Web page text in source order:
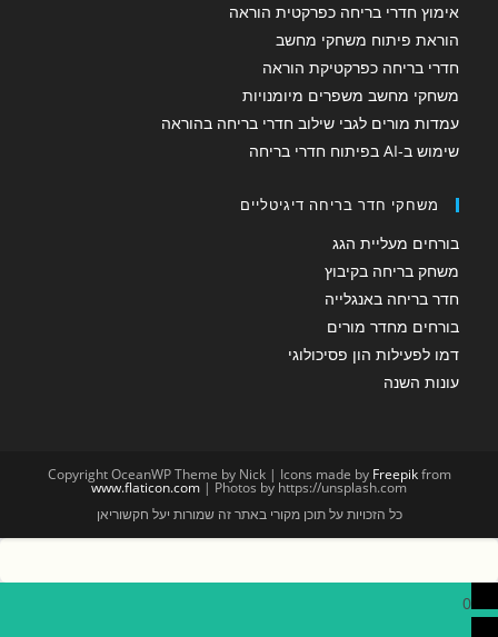
אימוץ חדרי בריחה כפרקטית הוראה
הוראת פיתוח משחקי מחשב
חדרי בריחה כפרקטיקת הוראה
משחקי מחשב משפרים מיומנויות
עמדות מורים לגבי שילוב חדרי בריחה בהוראה
שימוש ב-AI בפיתוח חדרי בריחה
משחקי חדר בריחה דיגיטליים
בורחים מעליית הגג
משחק בריחה בקיבוץ
חדר בריחה באנגלייה
בורחים מחדר מורים
דמו לפעילות הון פסיכולוגי
עונות השנה
Copyright OceanWP Theme by Nick | Icons made by Freepikfrom
www.flaticon.com | Photos by https://unsplash.com
כל הזכויות על תוכן מקורי באתר זה שמורות יעל חקשוריאן
0